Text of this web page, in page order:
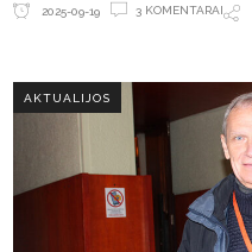
2025-09-19 3 KOMENTARAI
AKTUALIJOS